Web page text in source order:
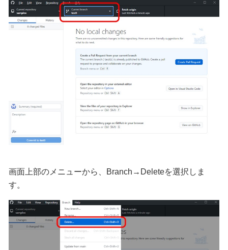
画面上部のメニューから、Branch→Deleteを選択しま
す。